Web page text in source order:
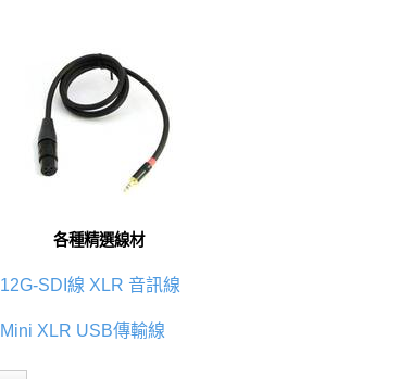
各種精選線材
12G-SDI線 XLR 音訊線
Mini XLR USB傳輸線